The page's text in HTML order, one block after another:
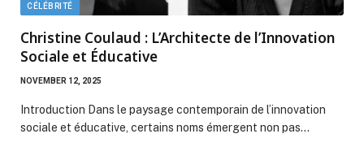
CÉLÉBRITÉ
Christine Coulaud : L’Architecte de l’Innovation
Sociale et Éducative
NOVEMBER 12, 2025
Introduction Dans le paysage contemporain de l’innovation
sociale et éducative, certains noms émergent non pas…